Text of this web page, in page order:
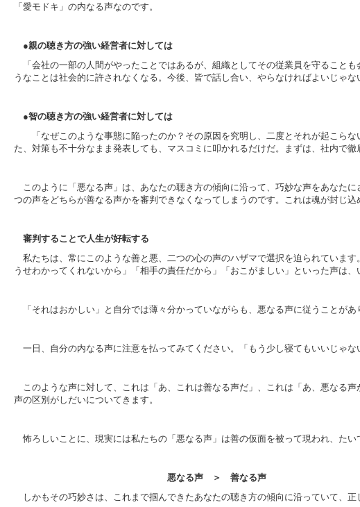
「愛モドキ」の内なる声なのです。
●親の聴き方の強い経営者に対しては
「会社の一部の人間がやったことではあるが、組織としてその従業員を守ること
うなことは社会的に許されなくなる。今後、皆で話し合い、やらなければよいじゃ
●智の聴き方の強い経営者に対しては
「なぜこのような事態に陥ったのか？その原因を究明し、二度とそれが起こら
た、対策も不十分なまま発表しても、マスコミに叩かれるだけだ。まずは、社内で
このように「悪なる声」は、あなたの聴き方の傾向に沿って、巧妙な声をあなた
つの声をどちらが善なる声かを審判できなくなってしまうのです。これは魂が封じ込
審判することで人生が好転する
私たちは、常にこのような善と悪、二つの心の声のハザマで選択を迫られていま
うせわかってくれないから」「相手の責任だから」「おこがましい」といった声は、
「それはおかしい」と自分では薄々分かっていながらも、悪なる声に従うことが
一日、自分の内なる声に注意を払ってみてください。「もう少し寝てもいいじゃ
このような声に対して、これは「あ、これは善なる声だ」、これは「あ、悪なる
声の区別がしだいについてきます。
怖ろしいことに、現実には私たちの「悪なる声」は善の仮面を被って現われ、た
悪なる声 ＞ 善なる声
しかもその巧妙さは、これまで掴んできたあなたの聴き方の傾向に沿っていて、正